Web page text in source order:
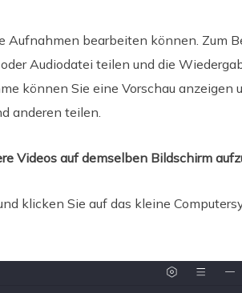
Aufnahmen bearbeiten können. Zum
Audiodatei teilen und die
können Sie eine Vorschau anzeigen
anderen teilen.
Videos auf demselben Bildschirm
klicken Sie auf das kleine